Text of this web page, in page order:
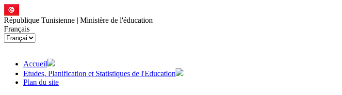
République Tunisienne | Ministère de l'éducation
Français
Accueil
Etudes, Planification et Statistiques de l'Education
Plan du site